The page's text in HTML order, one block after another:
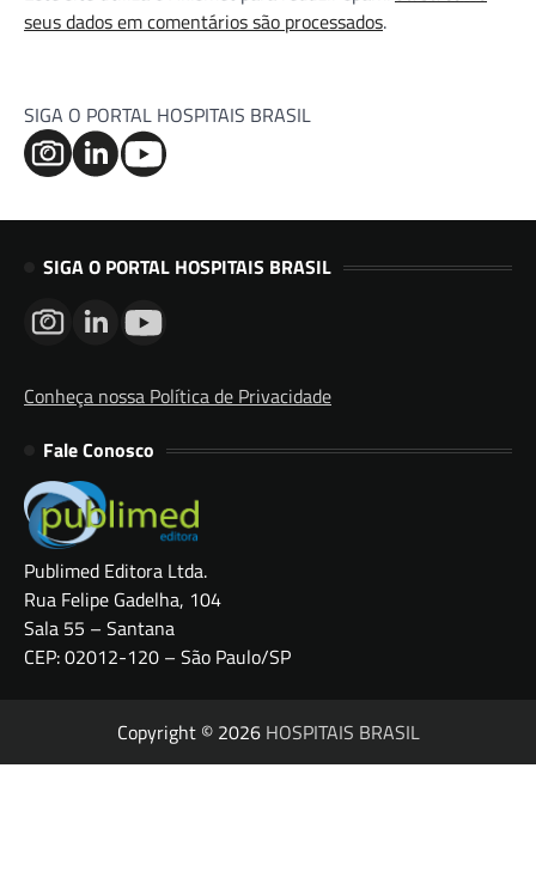
seus dados em comentários são processados.
SIGA O PORTAL HOSPITAIS BRASIL
SIGA O PORTAL HOSPITAIS BRASIL
Conheça nossa Política de Privacidade
Fale Conosco
Publimed Editora Ltda.
Rua Felipe Gadelha, 104
Sala 55 – Santana
CEP: 02012-120 – São Paulo/SP
Copyright © 2026 HOSPITAIS BRASIL